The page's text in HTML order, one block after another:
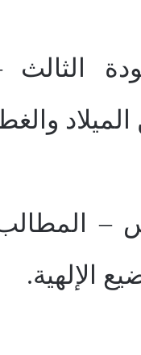
–
الإلهية.